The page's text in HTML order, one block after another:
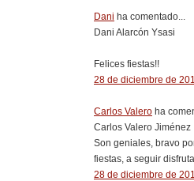
Dani ha comentado...
Dani Alarcón Ysasi
Felices fiestas!!
28 de diciembre de
Carlos Valero ha
Carlos Valero Jiménez
Son geniales, bravo
fiestas, a seguir
28 de diciembre de